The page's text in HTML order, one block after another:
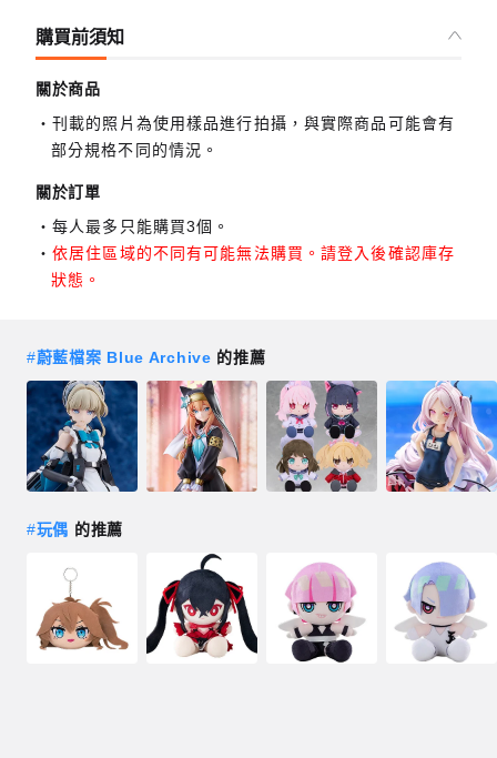
購買前須知
關於商品
刊載的照片為使用樣品進行拍攝，與實際商品可能會有
部分規格不同的情況。
關於訂單
每人最多只能購買3個。
依居住區域的不同有可能無法購買。請登入後確認庫存
狀態。
#蔚藍檔案 Blue Archive 的推薦
#玩偶 的推薦